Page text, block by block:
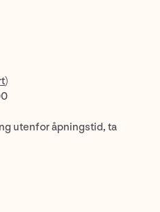
)
utenfor åpningstid, ta